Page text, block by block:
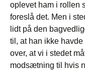
oplevet ham i rollen
foreslå det. Men i
lidt på den
til, at han ikke
over, at vi i stedet
modsætning til hvis